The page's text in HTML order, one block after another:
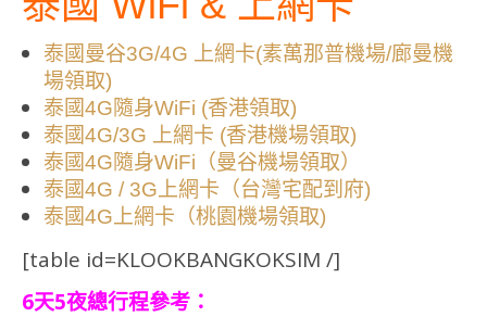
泰國曼谷3G/4G 上網卡(素萬那普機場/廊曼機
場領取)
泰國4G隨身WiFi (香港領取)
泰國4G/3G 上網卡 (香港機場領取)
泰國4G隨身WiFi（曼谷機場領取）
泰國4G / 3G上網卡（台灣宅配到府)
泰國4G上網卡（桃園機場領取)
[table id=KLOOKBANGKOKSIM /]
6天5夜總行程參考：